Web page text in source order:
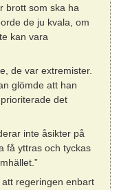
brott som ska ha
de ju kvala, om
kan vara
de var extremister.
glömde att han
det
inte åsikter på
få yttras och tyckas
regeringen enbart